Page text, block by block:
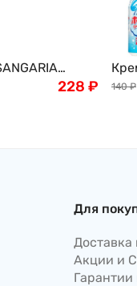
500г228 ₽ 140 ₽
Для
Доставка
Акции и
Гарантии